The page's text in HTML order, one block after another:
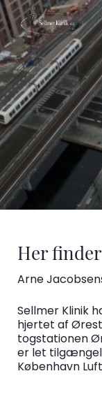
Hop
til
indholdet
Her
Arne
Sellmer Klinik
hjertet af
togstationen
er let
København